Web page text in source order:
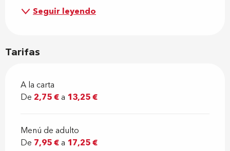
Seguir leyendo
Tarifas
A la carta
De 2,75 €a 13,25 €
Menú de adulto
De 7,95 €a 17,25 €